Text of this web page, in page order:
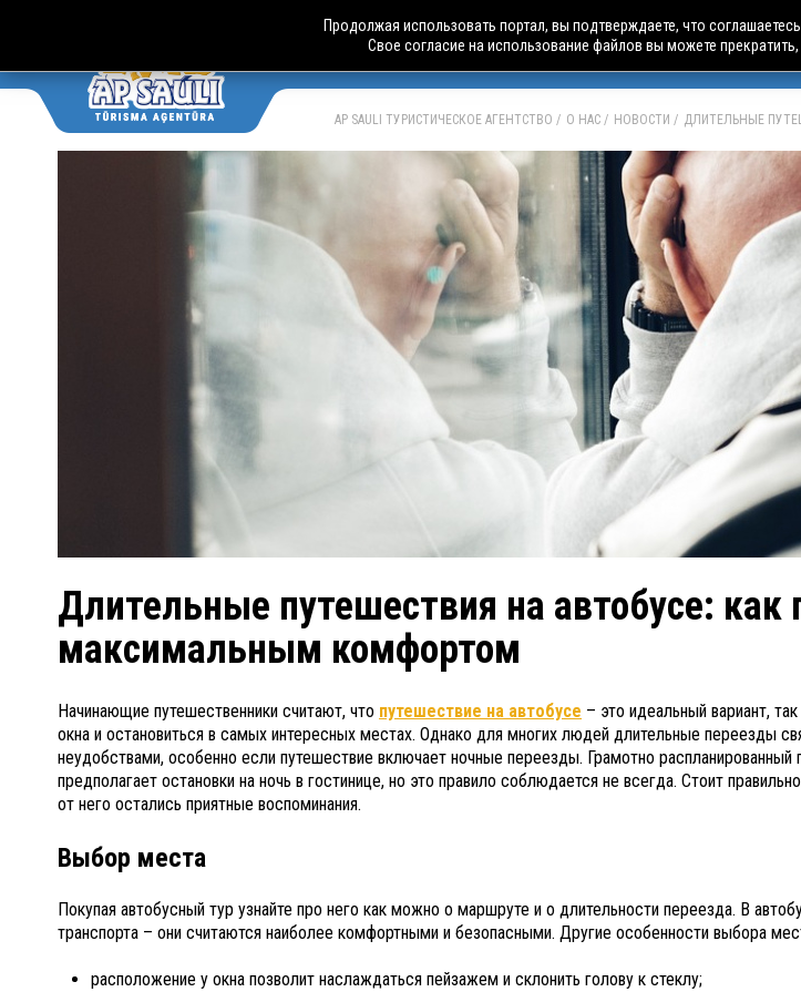
АВТОБУСНЫЕ ТУРЫ АВИА
AP SAULI ТУРИСТИЧЕСКОЕ АГЕНТСТВО О НАС НОВОСТИ ДЛИТЕЛЬНЫЕ
Длительные путешествия на автобусе: как
максимальным комфортом
Начинающие путешественники считают, что путешествие на автобусе – это идеальный вариант,
окна и остановиться в самых интересных местах. Однако для многих людей длительные переезды
неудобствами, особенно если путешествие включает ночные переезды. Грамотно распланированный
предполагает остановки на ночь в гостинице, но это правило соблюдается не всегда. Стоит
от него остались приятные воспоминания.
Выбор места
Покупая автобусный тур узнайте про него как можно о маршруте и о длительности переезда. В
транспорта – они считаются наиболее комфортными и безопасными. Другие особенности выбора
расположение у окна позволит наслаждаться пейзажем и склонить голову к стеклу;
Продолжая использовать портал, вы подтверждаете, что
Свое согласие на использование файлов вы можете прекратить,